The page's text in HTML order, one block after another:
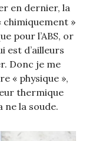
en dernier, la
chimiquement »
pour l’ABS, or
est d’ailleurs
Donc je me
« physique »,
thermique
ne la soude.